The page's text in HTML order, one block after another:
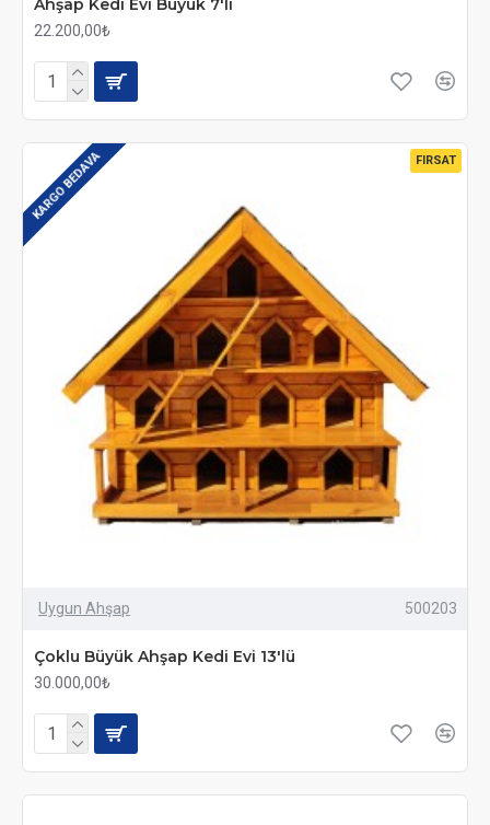
Ahşap Kedi Evi Büyük 7'li
22.200,00₺
FIRSAT
KARGO BEDAVA
Uygun Ahşap 500203
Çoklu Büyük Ahşap Kedi Evi 13'lü
30.000,00₺